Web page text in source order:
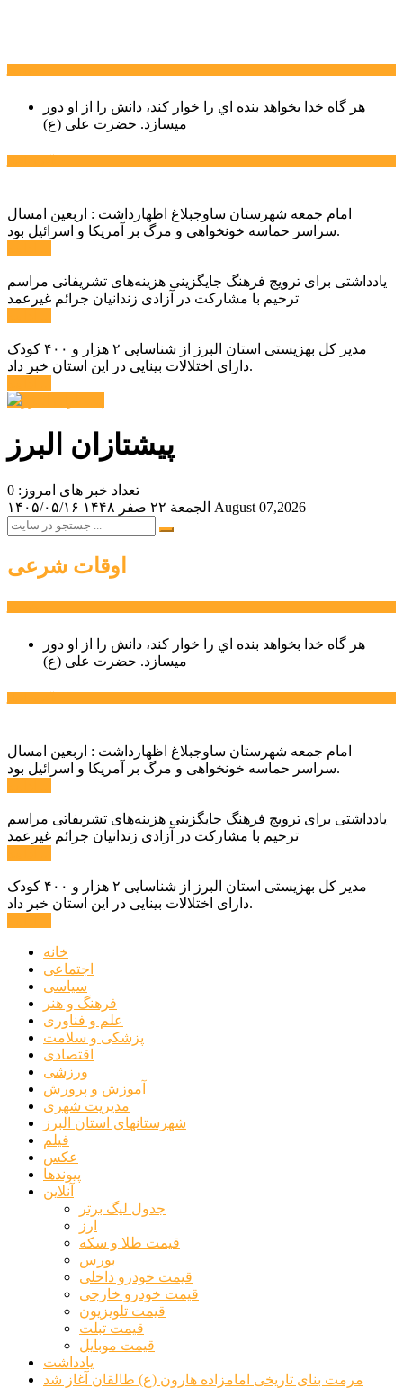
هر گاه خدا بخواهد بنده اي را خوار كند، دانش را از او دور
میسازد. حضرت علی (ع)
امام جمعه شهرستان ساوجبلاغ اظهارداشت : اربعین امسال
سراسر حماسه خونخواهی و مرگ بر آمریکا و اسرائیل بود.
یادداشتی برای ترویج فرهنگ جایگزینی هزینه‌های تشریفاتی مراسم
ترحیم با مشارکت در آزادی زندانیان جرائم غیرعمد
مدیر کل بهزیستی استان البرز از شناسایی ۲ هزار و ۴۰۰ کودک
دارای اختلالات بینایی در این استان خبر داد.
پیشتازان البرز
تعداد خبر های امروز: 0
۱۴۰۵/۰۵/۱۶
الجمعة ۲۲ صفر ۱۴۴۸ August 07,2026
اوقات شرعی
هر گاه خدا بخواهد بنده اي را خوار كند، دانش را از او دور
میسازد. حضرت علی (ع)
امام جمعه شهرستان ساوجبلاغ اظهارداشت : اربعین امسال
سراسر حماسه خونخواهی و مرگ بر آمریکا و اسرائیل بود.
یادداشتی برای ترویج فرهنگ جایگزینی هزینه‌های تشریفاتی مراسم
ترحیم با مشارکت در آزادی زندانیان جرائم غیرعمد
مدیر کل بهزیستی استان البرز از شناسایی ۲ هزار و ۴۰۰ کودک
دارای اختلالات بینایی در این استان خبر داد.
خانه
اجتماعی
سیاسی
فرهنگ و هنر
علم و فناوری
پزشکی و سلامت
اقتصادی
ورزشی
آموزش و پرورش
مدیریت شهری
شهرستانهای استان البرز
فیلم
عکس
پیوندها
آنلاین
جدول لیگ برتر
ارز
قیمت طلا و سکه
بورس
قیمت خودرو داخلی
قیمت خودرو خارجی
قیمت تلویزیون
قیمت تبلت
قیمت موبایل
یادداشت
مرمت بنای تاریخی امامزاده هارون (ع) طالقان آغاز شد